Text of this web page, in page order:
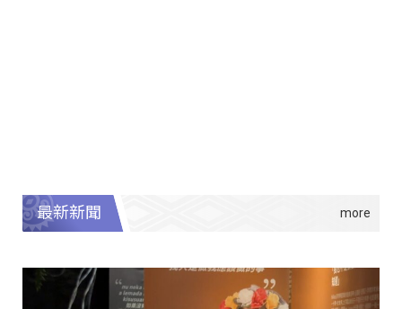
最新新聞